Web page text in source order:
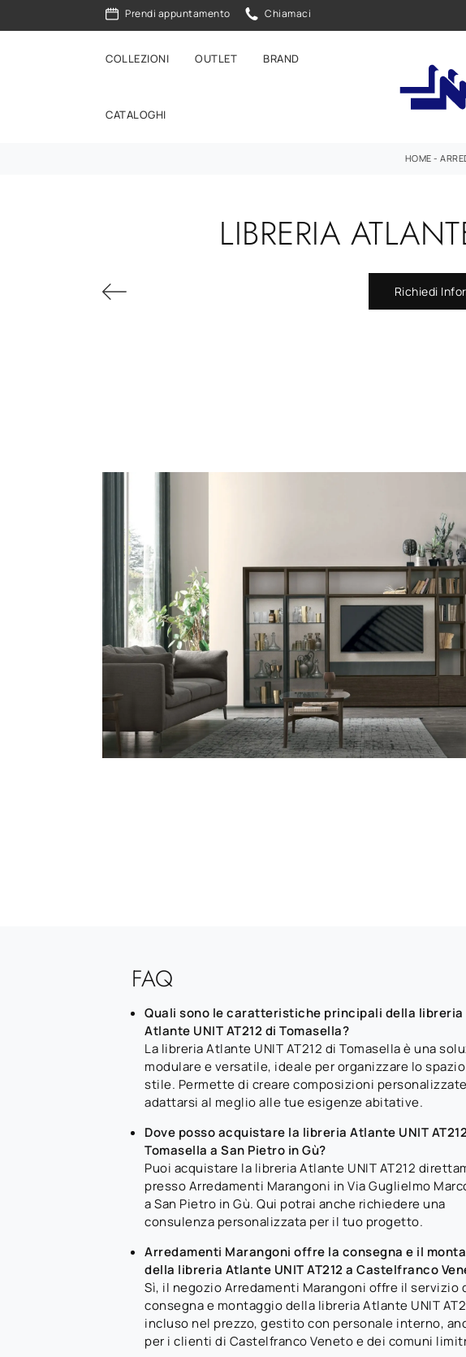
Prendi appuntamento Chiamaci
COLLEZIONI OUTLET BRAND
CATALOGHI
HOME -
LIBRERIA
Richiedi
FAQ
Quali sono le caratteristiche principali della libreria
Atlante UNIT AT212 di Tomasella?
La libreria Atlante UNIT AT212 di Tomasella è una
modulare e versatile, ideale per organizzare lo
stile. Permette di creare composizioni
adattarsi al meglio alle tue esigenze abitative.
Dove posso acquistare la libreria Atlante UNIT
Tomasella a San Pietro in Gù?
Puoi acquistare la libreria Atlante UNIT AT212
presso Arredamenti Marangoni in Via Guglielmo
a San Pietro in Gù. Qui potrai anche richiedere una
consulenza personalizzata per il tuo progetto.
Arredamenti Marangoni offre la consegna e il
della libreria Atlante UNIT AT212 a Castelfranco
Sì, il negozio Arredamenti Marangoni offre il servizio
consegna e montaggio della libreria Atlante UNIT
incluso nel prezzo, gestito con personale interno,
per i clienti di Castelfranco Veneto e dei comuni